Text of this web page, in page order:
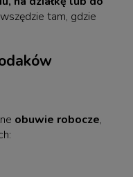
tam, gdzie
obuwie robocze,